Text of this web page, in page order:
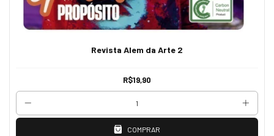
Revista Alem da Arte 2
R$19,90
COMPRAR